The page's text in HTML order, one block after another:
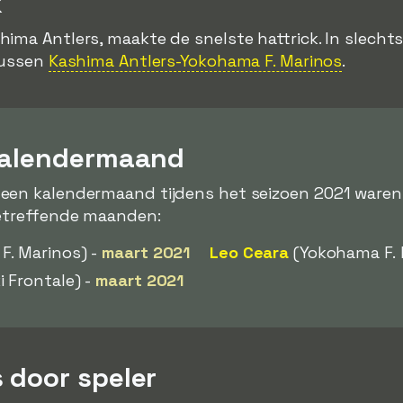
Antlers, maakte de snelste hattrick. In
Kashima Antlers-Yokohama F. Marinos.
kalendermaand tijdens het seizoen 2021
maanden:
Marinos) - maart 2021
Frontale) - maart 2021
Leo Ceara (Yokohama
door speler